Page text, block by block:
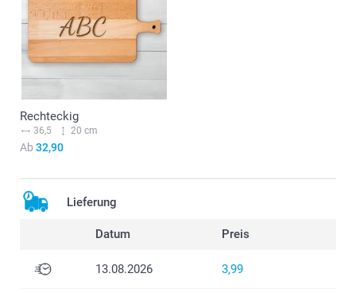
Rechteckig
36,5 20 cm
Ab 32,90
Lieferung
Datum Preis
13.08.2026 3,99